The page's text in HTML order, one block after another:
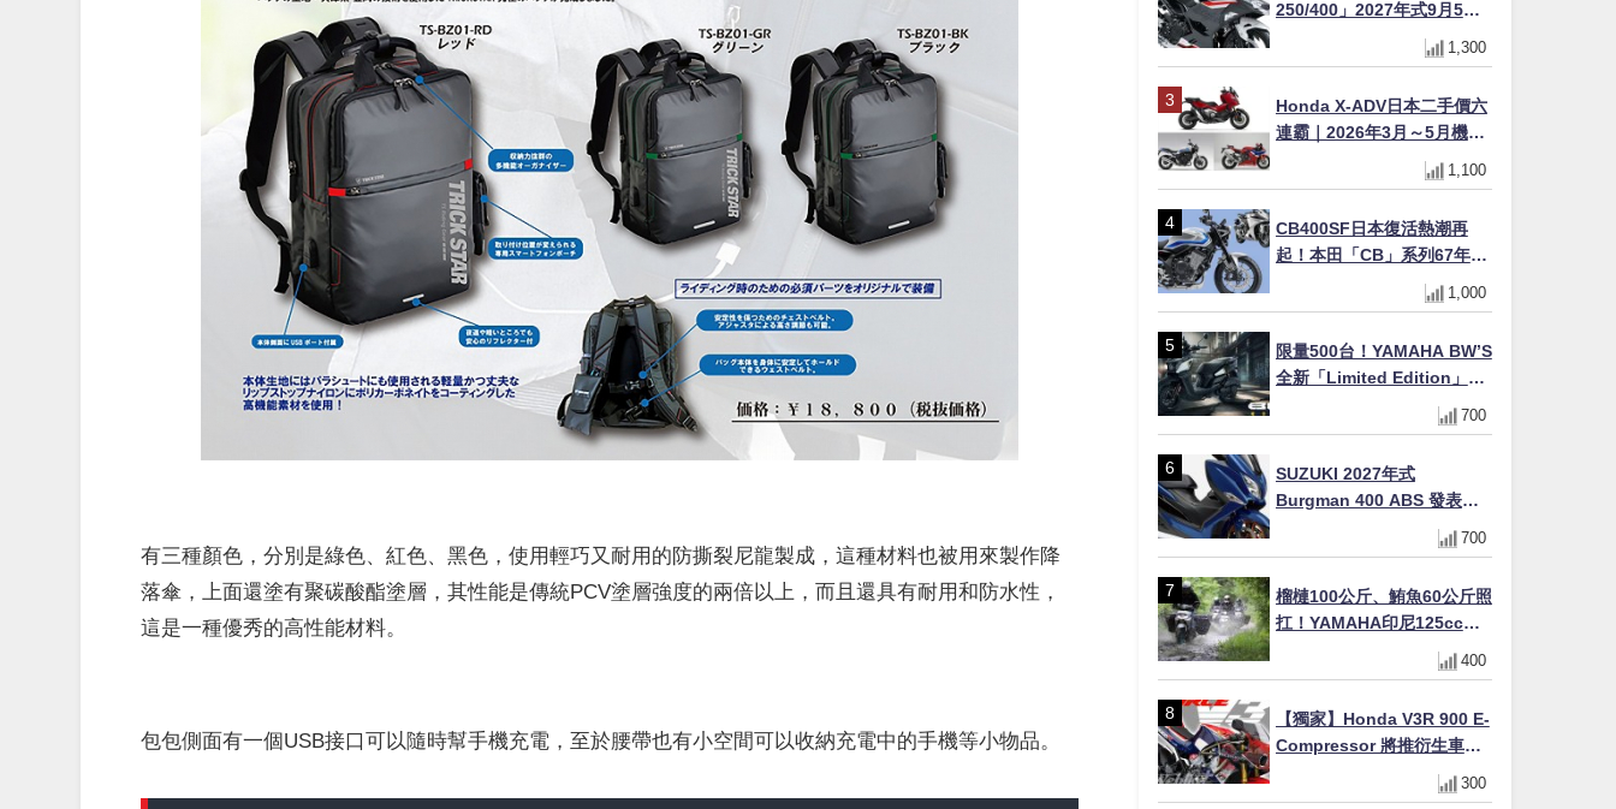
有三種顏色，分別是綠色、紅色、黑色，使用輕巧又耐用的防撕裂尼龍製成，這種材料也被用來製作降
落傘，上面還塗有聚碳酸酯塗層，其性能是傳統PCV塗層強度的兩倍以上，而且還具有耐用和防水性，
這是一種優秀的高性能材料。
包包側面有一個USB接口可以隨時幫手機充電，至於腰帶也有小空間可以收納充電中的手機等小物品。
250/400」2027年式9月5日
日本發售！新塗裝登場×價格
不變×輔助滑動式離合器
1,300
Honda X-ADV日本二手價六
連霸｜2026年3月～5月機車
轉售排行榜 CBR1000RR-R
FIREBLADE SP首度躋身前
1,100
CB400SF日本復活熱潮再
起！本田「CB」系列67年傳
奇解密 與CBR差異一次搞懂
1,000
限量500台！YAMAHA BW’S
全新「Limited Edition」都
市探索限定色 GOOPiMADE
聯名包同步登場
700
SUZUKI 2027年式
Burgman 400 ABS 發表！
8/18日本上市、支援E10汽油
售價98萬100日圓
700
榴槤100公斤、鮪魚60公斤照
扛！YAMAHA印尼125cc速
克達Gear Ultima 2740公里
耐操實測
400
【獨家】Honda V3R 900 E-
Compressor 將推衍生車
系？自然進氣 V3 同步測試
中，CG 預想曝光！
300